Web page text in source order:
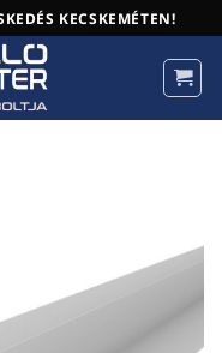
KECSKEMÉTEN!